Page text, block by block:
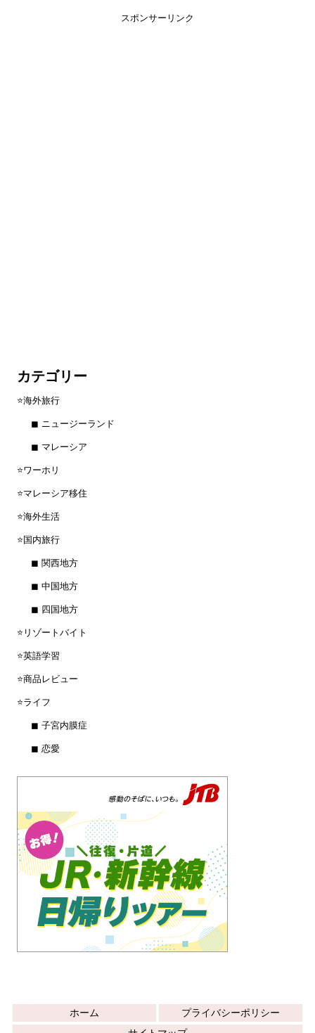
スポンサーリンク
カテゴリー
⭐️海外旅行
◼︎ ニュージーランド
◼︎ マレーシア
⭐️ワーホリ
⭐️マレーシア移住
⭐️海外生活
⭐️国内旅行
◼︎ 関西地方
◼︎ 中国地方
◼︎ 四国地方
⭐️リゾートバイト
⭐️英語学習
⭐️商品レビュー
⭐️ライフ
◼︎ 子宮内膜症
◼︎ 恋愛
ホーム
プライバシーポリシー